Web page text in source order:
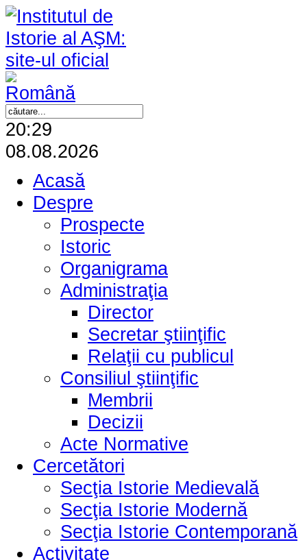
20:29
08.08.2026
Acasă
Despre
Prospecte
Istoric
Organigrama
Administraţia
Director
Secretar ştiinţific
Relaţii cu publicul
Consiliul ştiinţific
Membrii
Decizii
Acte Normative
Cercetători
Secţia Istorie Medievală
Secţia Istorie Modernă
Secţia Istorie Contemporană
Activitate